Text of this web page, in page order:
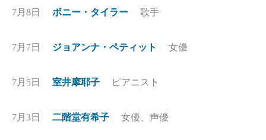
7月8日 ボニー・タイラー 歌手
7月7日 ジョアンナ・ペティット 女優
7月5日 室井摩耶子 ピアニスト
7月3日 二階堂有希子 女優、声優